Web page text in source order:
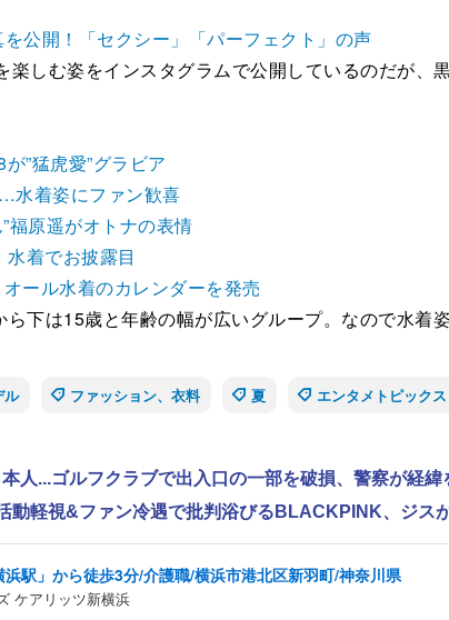
公開！「セクシー」「パーフェクト」の声
しむ姿をインスタグラムで公開しているのだが、
”猛虎愛”グラビア
着姿にファン歓喜
原遥がオトナの表情
着でお披露目
ール水着のカレンダーを発売
は15歳と年齢の幅が広いグループ。なので水着
ル ファッション、衣料 夏 エンタメトピックス
人...ゴルフクラブで出入口の一部を破損、警察が経緯
動軽視&ファン冷遇で批判浴びるBLACKPINK、ジス
駅」から徒歩3分/介護職/横浜市港北区新羽町/神奈川県
ケアリッツ新横浜